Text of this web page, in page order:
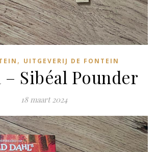
, UITGEVERIJ DE FONTEIN
– Sibéal Pounder
18 maart 2024